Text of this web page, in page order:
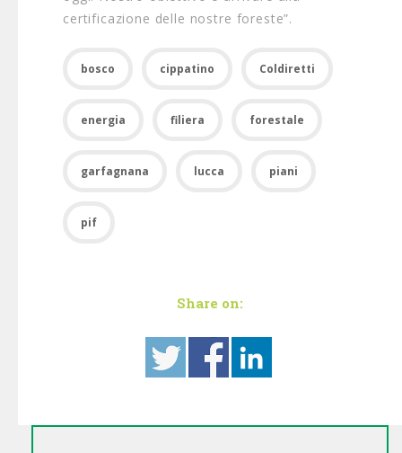
certificazione delle nostre foreste”.
bosco cippatino Coldiretti
energia filiera forestale
garfagnana lucca piani
pif
Share on: